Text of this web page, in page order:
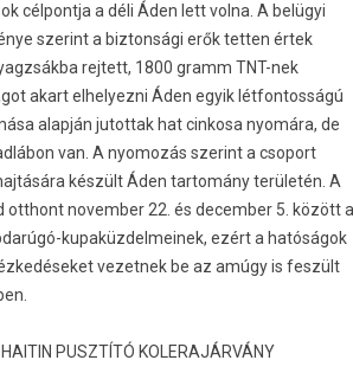
cél­pontja a déli Áden lett volna. A belügyi
szerint a bi­zton­sági erők tett­en értek
re­jtett, 1800 gramm TNT-nek
akart el­helyez­ni Áden egyik lét­fontos­ságú
alapján jutot­tak hat cin­kosa nyomára, de
van. A nyomozás szerint a csoport
készült Áden tar­tomány területén. A
otthont novemb­er 22. és de­cemb­er 5. között a
kupaküzdelmeinek, ezért a hatóságok
vezet­nek be az amúgy is feszült
PUSZTÍTÓ KOLERAJÁR­VÁNY